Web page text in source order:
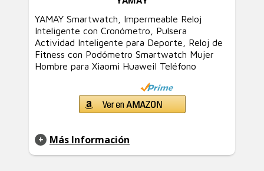
YAMAY Smartwatch, Impermeable Reloj
Inteligente con Cronómetro, Pulsera
Actividad Inteligente para Deporte, Reloj de
Fitness con Podómetro Smartwatch Mujer
Hombre para Xiaomi HuaweiI Teléfono
Más Información